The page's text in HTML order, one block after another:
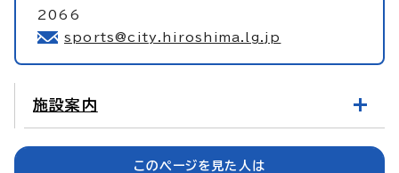
2066
sports@city.hiroshima.lg.jp
施設案内
このページを見た人は